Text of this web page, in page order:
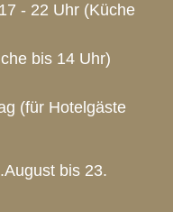
- 22 Uhr (Küche
bis 14 Uhr)
(für Hotelgäste
bis 23.